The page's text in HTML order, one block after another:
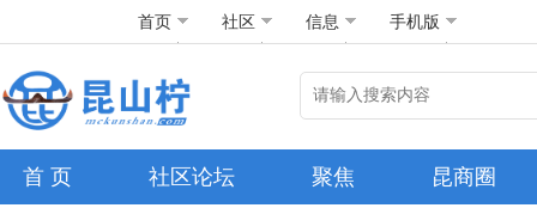
首页 社区 信息 手机版
首 页 社区论坛 聚焦 昆商圈